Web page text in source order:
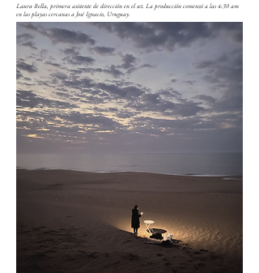
Laura Bella, primera asistente de dirección en el set. La producción comenzó a las 4:30 am
en las playas cercanas a José Ignacio, Uruguay.